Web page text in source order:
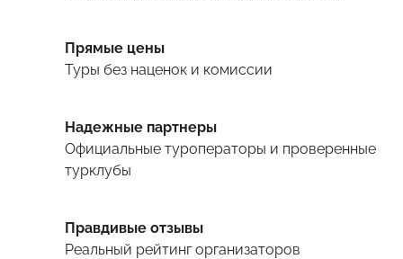
Прямые цены
Туры без наценок и комиссии
Надежные партнеры
Официальные туроператоры и проверенные
турклубы
Правдивые отзывы
Реальный рейтинг организаторов